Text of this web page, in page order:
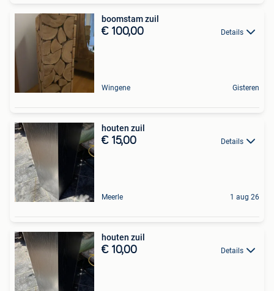
boomstam zuil
€ 100,00 Details
Wingene Gisteren
houten zuil
€ 15,00 Details
Meerle 1 aug 26
houten zuil
€ 10,00 Details